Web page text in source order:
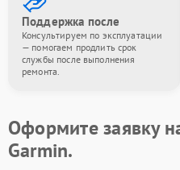
Поддержка после
Консультируем по эксплуатации
— помогаем продлить срок
службы после выполнения
ремонта.
Оформите заявку
Garmin.